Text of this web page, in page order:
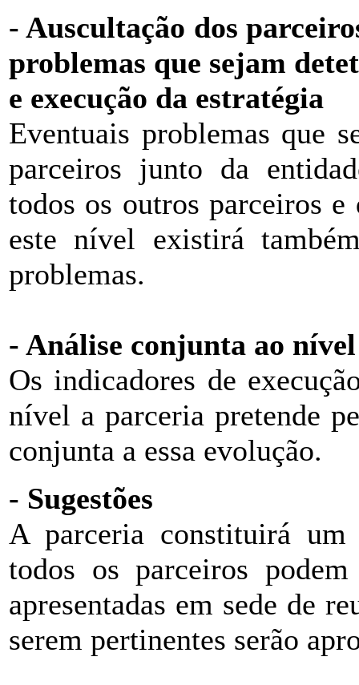
- Auscultação dos
problemas que sejam
e execução da estratégia
Eventuais problemas que
parceiros junto da
todos os outros parceiros
este nível existirá
problemas.
- Análise conjunta ao
Os indicadores de
nível a parceria pretende
conjunta a essa evolução.
- Sugestões
A parceria constituirá um
todos os parceiros podem
apresentadas em sede de
serem pertinentes serão